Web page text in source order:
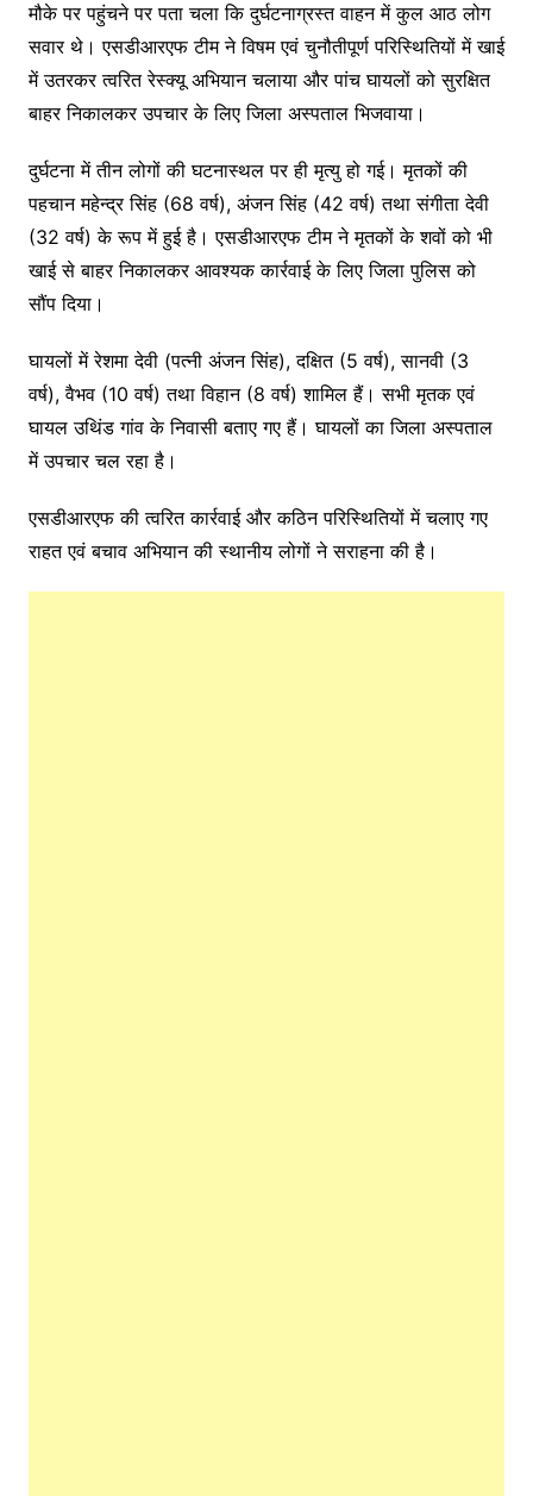
मौके पर पहुंचने पर पता चला कि दुर्घटनाग्रस्त वाहन में कुल आठ लोग
सवार थे। एसडीआरएफ टीम ने विषम एवं चुनौतीपूर्ण परिस्थितियों में खाई
में उतरकर त्वरित रेस्क्यू अभियान चलाया और पांच घायलों को सुरक्षित
बाहर निकालकर उपचार के लिए जिला अस्पताल भिजवाया।
दुर्घटना में तीन लोगों की घटनास्थल पर ही मृत्यु हो गई। मृतकों की
पहचान महेन्द्र सिंह (68 वर्ष), अंजन सिंह (42 वर्ष) तथा संगीता देवी
(32 वर्ष) के रूप में हुई है। एसडीआरएफ टीम ने मृतकों के शवों को भी
खाई से बाहर निकालकर आवश्यक कार्रवाई के लिए जिला पुलिस को
सौंप दिया।
घायलों में रेशमा देवी (पत्नी अंजन सिंह), दक्षित (5 वर्ष), सानवी (3
वर्ष), वैभव (10 वर्ष) तथा विहान (8 वर्ष) शामिल हैं। सभी मृतक एवं
घायल उथिंड गांव के निवासी बताए गए हैं। घायलों का जिला अस्पताल
में उपचार चल रहा है।
एसडीआरएफ की त्वरित कार्रवाई और कठिन परिस्थितियों में चलाए गए
राहत एवं बचाव अभियान की स्थानीय लोगों ने सराहना की है।